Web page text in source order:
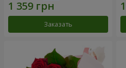
Заказать